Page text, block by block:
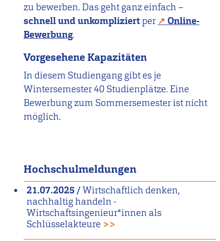
zu bewerben. Das geht ganz einfach –
schnell und unkompliziertper
Online-
Bewerbung.
Vorgesehene Kapazitäten
In diesem Studiengang gibt es je
Wintersemester 40 Studienplätze. Eine
Bewerbung zum Sommersemester ist nicht
möglich.
Hochschulmeldungen
21.07.2025 /Wirtschaftlich denken,
nachhaltig handeln -
Wirtschaftsingenieur*innen als
Schlüsselakteure >>